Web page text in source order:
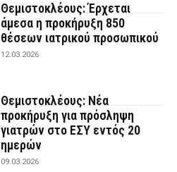
Θεμιστοκλέους: Έρχεται
άμεσα η προκήρυξη 850
θέσεων ιατρικού προσωπικού
12.03.2026
Θεμιστοκλέους: Νέα
προκήρυξη για πρόσληψη
γιατρών στο ΕΣΥ εντός 20
ημερών
09.03.2026